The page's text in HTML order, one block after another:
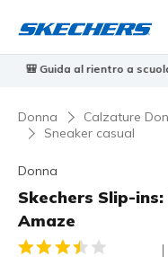
⭐Skechers VIP:reso
Donna Calzature
Sneaker casual
Donna
Skechers Slip-
Amaze
Valutazione cliente 4,8